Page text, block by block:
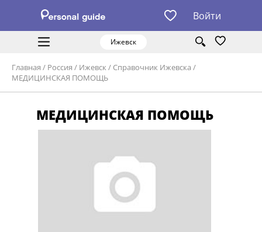
Войти
Ижевск
Главная / Россия / Ижевск / Справочник Ижевска /
МЕДИЦИНСКАЯ ПОМОЩЬ
МЕДИЦИНСКАЯ ПОМОЩЬ